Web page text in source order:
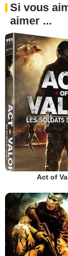
Si vous
aimer ...
Act of